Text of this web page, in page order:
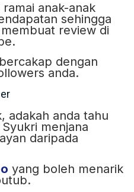
anak-anak
sehingga
review di
dengan
anda.
adakah anda tahu
menjana
daripada
yang boleh menarik